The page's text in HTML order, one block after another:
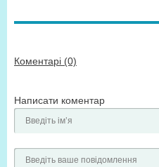
Коментарі (0)
Написати коментар